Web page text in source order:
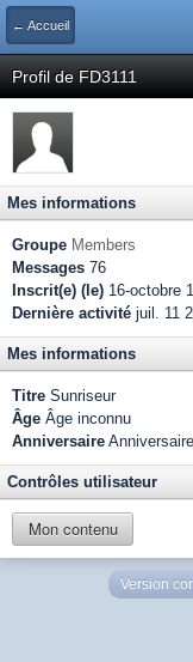
← Accueil
Profil de FD3111
Mes informations
Groupe Members
Messages 76
Inscrit(e) (le) 16-octobre
Dernière activité juil. 11
Mes informations
Titre Sunriseur
Âge Âge inconnu
Anniversaire
Contrôles utilisateur
Mon contenu
Version